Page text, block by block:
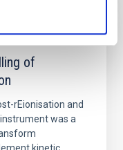
of
rEionisation and
instrument was a